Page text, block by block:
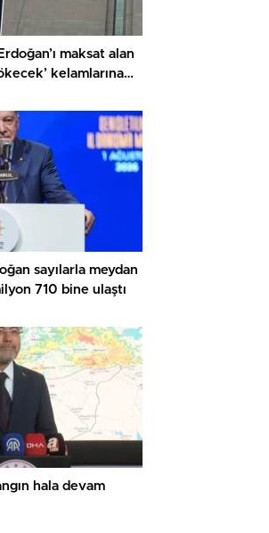
maksat alan
kelamlarına
sayılarla meydan
710 bine ulaştı
hala devam